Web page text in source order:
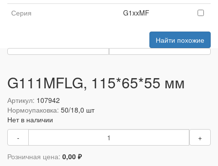
Серия
G1xxMF
Найти похожие
G111MFLG, 115*65*55 мм
Артикул: 107942
Нормоупаковка: 50/18,0 шт
Нет в наличии
-
+
Розничная цена: 0,00 ₽